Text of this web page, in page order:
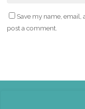
Save my name, email,
post a comment.